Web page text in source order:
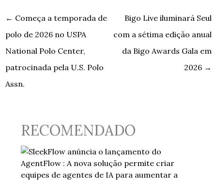
← Começa a temporada de
polo de 2026 no USPA
National Polo Center,
patrocinada pela U.S. Polo
Assn.
Bigo Live iluminará Seul
com a sétima edição anual
da Bigo Awards Gala em
2026 →
RECOMENDADO